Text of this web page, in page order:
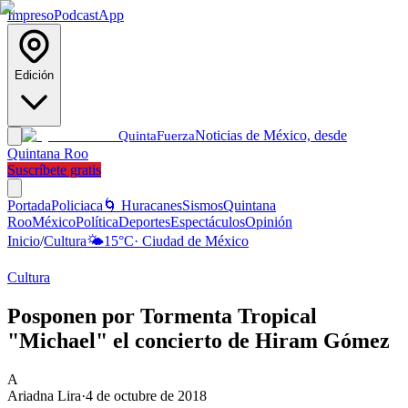
ImpresoPodcastApp
Edición
QuintaFuerzaNoticias de México, desde
Quintana Roo
Suscríbete gratis
PortadaPoliciaca 🌀 HuracanesSismosQuintana
RooMéxicoPolíticaDeportesEspectáculosOpinión
Inicio/Cultura🌤️15°C· Ciudad de México
Cultura
Posponen por Tormenta Tropical
"Michael" el concierto de Hiram Gómez
A
Ariadna Lira·4 de octubre de 2018